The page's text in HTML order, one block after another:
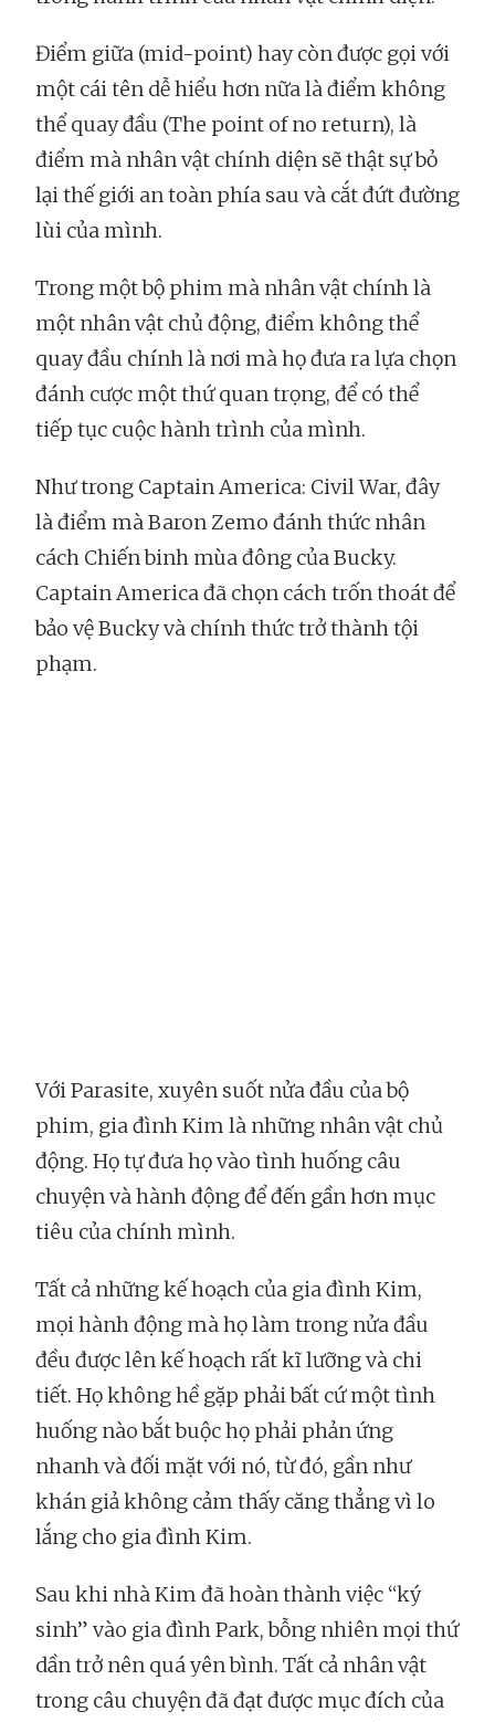
Điểm giữa (mid-point) hay còn được gọi với
một cái tên dễ hiểu hơn nữa là điểm không
thể quay đầu (The point of no return), là
điểm mà nhân vật chính diện sẽ thật sự bỏ
lại thế giới an toàn phía sau và cắt đứt đường
lùi của mình.
Trong một bộ phim mà nhân vật chính là
một nhân vật chủ động, điểm không thể
quay đầu chính là nơi mà họ đưa ra lựa chọn
đánh cược một thứ quan trọng, để có thể
tiếp tục cuộc hành trình của mình.
Như trong Captain America: Civil War, đây
là điểm mà Baron Zemo đánh thức nhân
cách Chiến binh mùa đông của Bucky.
Captain America đã chọn cách trốn thoát để
bảo vệ Bucky và chính thức trở thành tội
phạm.
Với Parasite, xuyên suốt nửa đầu của bộ
phim, gia đình Kim là những nhân vật chủ
động. Họ tự đưa họ vào tình huống câu
chuyện và hành động để đến gần hơn mục
tiêu của chính mình.
Tất cả những kế hoạch của gia đình Kim,
mọi hành động mà họ làm trong nửa đầu
đều được lên kế hoạch rất kĩ lưỡng và chi
tiết. Họ không hề gặp phải bất cứ một tình
huống nào bắt buộc họ phải phản ứng
nhanh và đối mặt với nó, từ đó, gần như
khán giả không cảm thấy căng thẳng vì lo
lắng cho gia đình Kim.
Sau khi nhà Kim đã hoàn thành việc “ký
sinh” vào gia đình Park, bỗng nhiên mọi thứ
dần trở nên quá yên bình. Tất cả nhân vật
trong câu chuyện đã đạt được mục đích của